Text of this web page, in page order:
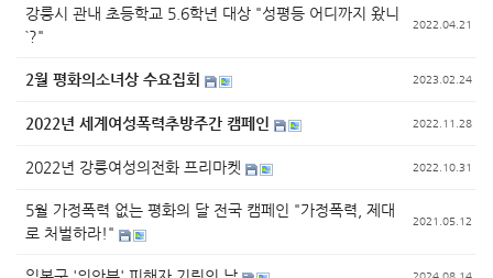
강릉시 관내 초등학교 5.6학년 대상 "성평등 어디까지 왔니
`?"
2022.04.21
2월 평화의소녀상 수요집회 2023.02.24
2022년 세계여성폭력추방주간 캠페인 2022.11.28
2022년 강릉여성의전화 프리마켓 2022.10.31
5월 가정폭력 없는 평화의 달 전국 캠페인 "가정폭력, 제대
로 처벌하라!"
2021.05.12